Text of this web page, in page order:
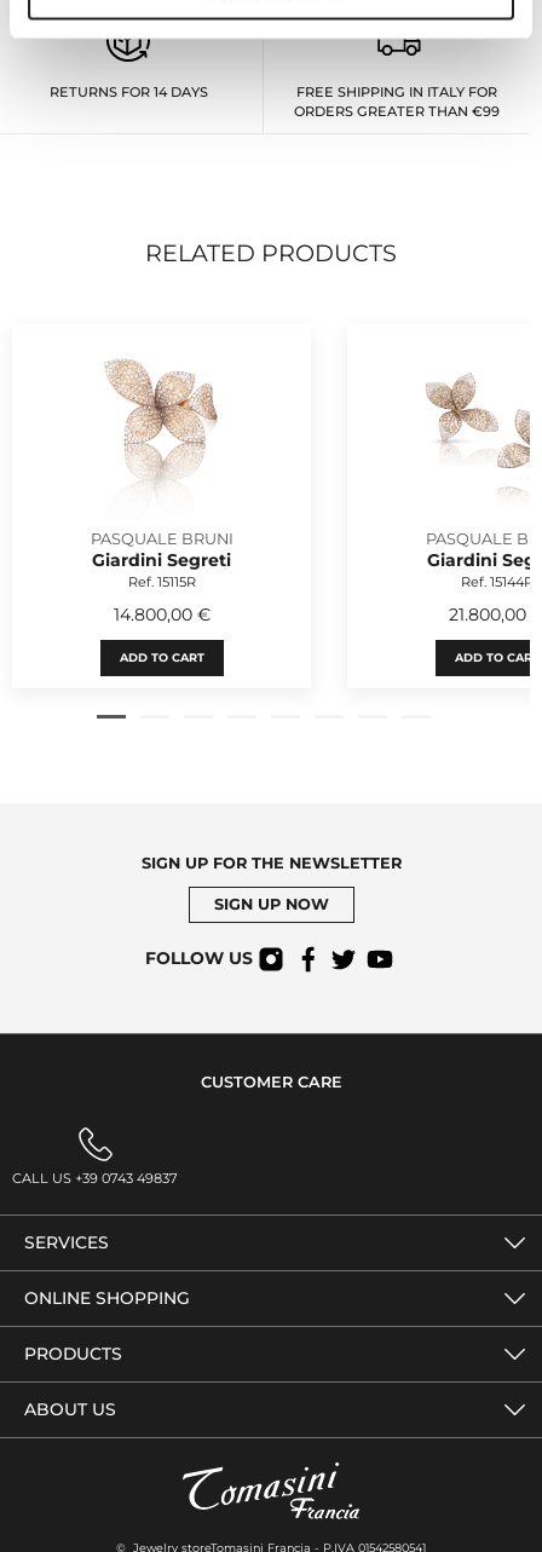
RETURNS FOR 14 DAYS
FREE SHIPPING IN ITALY FOR
ORDERS GREATER THAN €99
RELATED PRODUCTS
PASQUALE BRUNI
Giardini Segreti
Ref. 15115R
14.800,00 €
ADD TO CART
PASQUALE
Giardini
Ref. 15144R
21.800,00
ADD TO CART
SIGN UP FOR THE NEWSLETTER
SIGN UP NOW
FOLLOW US
CUSTOMER CARE
CALL US +39 0743 49837
SERVICES
ONLINE SHOPPING
PRODUCTS
ABOUT US
© Jewelry storeTomasini Francia - P.IVA 01542580541